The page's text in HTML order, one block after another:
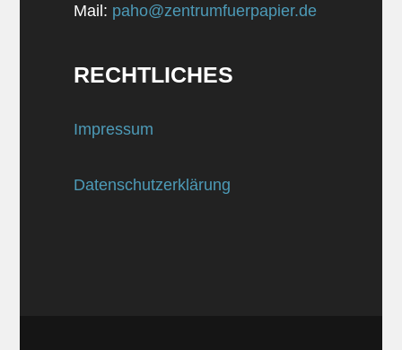
Mail: paho@zentrumfuerpapier.de
RECHTLICHES
Impressum
Datenschutzerklärung